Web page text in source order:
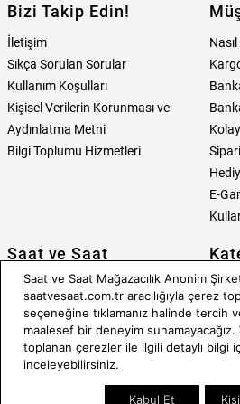
Bizi Takip Edin!
İletişim
Sıkça Sorulan Sorular
Kullanım Koşulları
Kişisel Verilerin Korunması ve
Aydınlatma Metni
Bilgi Toplumu Hizmetleri
Nasıl
E-
Saat ve Saat
Hakkımızda
Neden Saat ve Saat
Mağazalar
Kurumsal Satış
Mağazada Teknik Servis
Tüm
Takı
Saat ve Saat Mağazacılık Anonim
saatvesaat.com.tr aracılığıyla çerez
seçeneğine tıklamanız halinde tercih
maalesef bir deneyim sunamayacağız.
toplanan çerezler ile ilgili detaylı bilgi
inceleyebilirsiniz.
Kabul Et